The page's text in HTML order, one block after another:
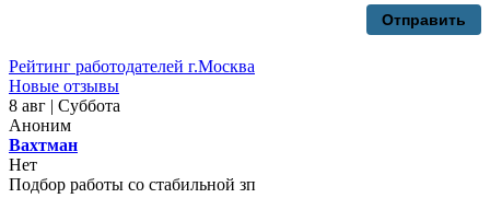
Отправить
Рейтинг работодателей г.Москва
Новые отзывы
8 авг | Суббота
Аноним
Вахтман
Нет
Подбор работы со стабильной зп